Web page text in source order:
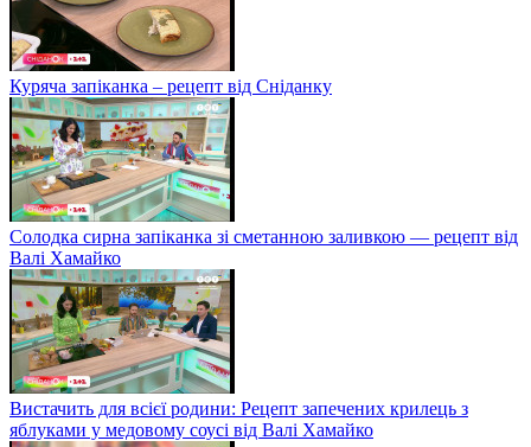
Куряча запіканка – рецепт від Сніданку
Солодка сирна запіканка зі сметанною заливкою — рецепт від
Валі Хамайко
Вистачить для всієї родини: Рецепт запечених крилець з
яблуками у медовому соусі від Валі Хамайко